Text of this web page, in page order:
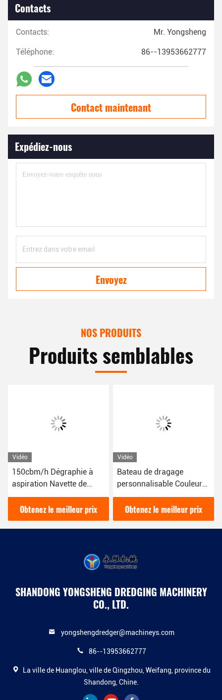
Contacts
Contacts: Mr. Yongsheng
Téléphone: 86--13953662777
Contact maintenant
Expédiez-nous
Envoyez
NOS PRODUITS
Produits semblables
Vidéo
150cbm/h Dégraphie à
aspiration Navette de
dragueuse de couleur
rouge utilisée pour la
machine de drague de
rivière
Obtenez le meilleur prix
Vidéo
Bateau de dragage
personnalisable Couleur
rouge pour l'entretien et la
construction des voies
navigables Système
hydraulique
Obtenez le meilleur prix
SHANDONG YONGSHENG DREDGING MACHINERY
CO., LTD.
yongshengdredger@machineys.com
86--13953662777
La ville de Huanglou, ville de Qingzhou, Weifang, province du
Shandong, Chine.